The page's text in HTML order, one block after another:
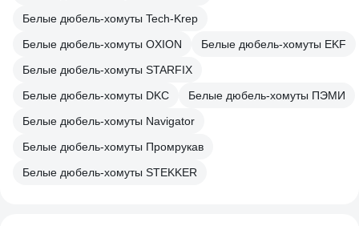
Белые дюбель-хомуты Tech-Krep
Белые дюбель-хомуты OXION
Белые дюбель-хомуты EKF
Белые дюбель-хомуты STARFIX
Белые дюбель-хомуты DKC
Белые дюбель-хомуты ПЭМИ
Белые дюбель-хомуты Navigator
Белые дюбель-хомуты Промрукав
Белые дюбель-хомуты STEKKER